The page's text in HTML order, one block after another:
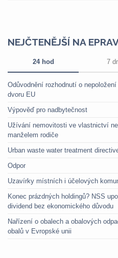
NEJČTENĚJŠÍ NA
24 hod 7
Odůvodnění rozhodnutí o
dvoru EU
Výpověď pro nadbytečnost
Užívání nemovitosti ve vlastnictví
manželem rodiče
Urban waste water treatment
Odpor
Uzavírky místních i účelových
Konec prázdných holdingů? NSS
dividend bez ekonomického důvodu
Nařízení o obalech a obalových
obalů v Evropské unii